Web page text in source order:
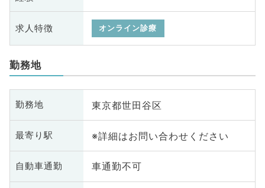
求人特徴 オンライン診療
勤務地
勤務地 東京都世田谷区
最寄り駅 ※詳細はお問い合わせください
自動車通勤 車通勤不可